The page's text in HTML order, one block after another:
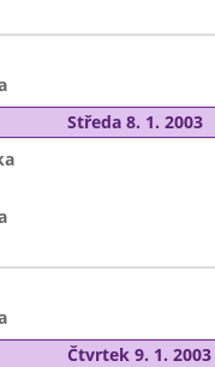
Středa 8. 1. 2003
Čtvrtek 9. 1. 2003